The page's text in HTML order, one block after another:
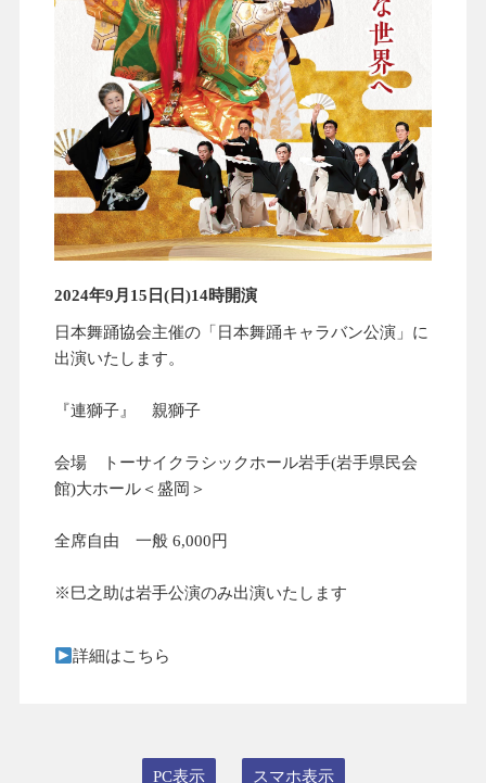
2024年9月15日(日)14時開演
日本舞踊協会主催の「日本舞踊キャラバン公演」に
出演いたします。
『連獅子』 親獅子
会場 トーサイクラシックホール岩手(岩手県民会
館)大ホール＜盛岡＞
全席自由 一般 6,000円
※巳之助は岩手公演のみ出演いたします
詳細はこちら
PC表示 スマホ表示